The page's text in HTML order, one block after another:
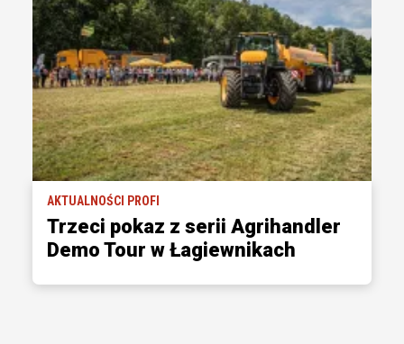
AKTUALNOŚCI PROFI
Trzeci pokaz z serii Agrihandler
Demo Tour w Łagiewnikach